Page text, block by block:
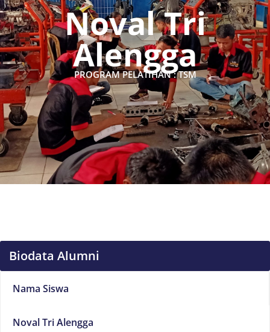
Noval Tri
Alengga
PROGRAM PELATIHAN : TSM
Biodata Alumni
Nama Siswa
Noval Tri Alengga